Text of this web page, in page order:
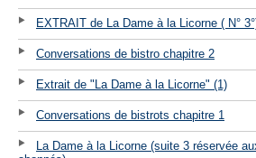
EXTRAIT de La Dame à la Licorne ( N°
Conversations de bistro chapitre 2
Extrait de "La Dame à la Licorne" (1)
Conversations de bistrots chapitre 1
La Dame à la Licorne (suite 3 réservée